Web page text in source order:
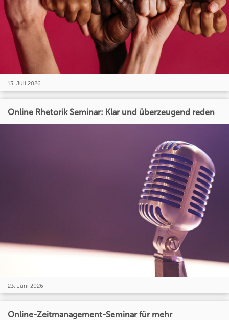
13. Juli 2026
Online Rhetorik Seminar: Klar und überzeugend reden
23. Juni 2026
Online-Zeitmanagement-Seminar für mehr